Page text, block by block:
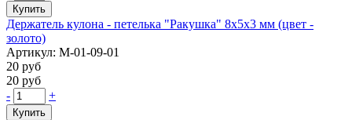
Купить
Держатель кулона - петелька "Ракушка" 8х5х3 мм (цвет -
золото)
Артикул: М-01-09-01
20 руб
20 руб
-
+
Купить